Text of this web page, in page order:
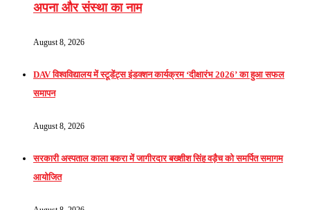
अपना और संस्था का नाम
August 8, 2026
DAV विश्वविद्यालय में स्टूडेंट्स इंडक्शन कार्यक्रम ‘दीक्षारंभ 2026’ का हुआ सफल
समापन
August 8, 2026
सरकारी अस्पताल काला बकरा में जागीरदार बख्शीश सिंह वड़ैच को समर्पित समागम
आयोजित